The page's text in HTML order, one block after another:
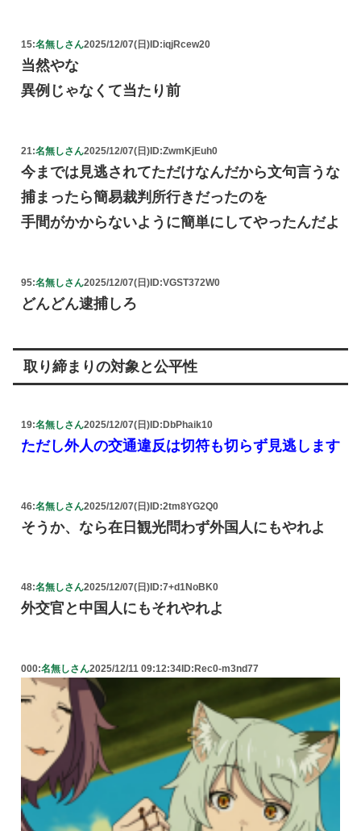
15:名無しさん2025/12/07(日) ID:iqjRcew20
当然やな
異例じゃなくて当たり前
21:名無しさん2025/12/07(日) ID:ZwmKjEuh0
今までは見逃されてただけなんだから文句言うな
捕まったら簡易裁判所行きだったのを
手間がかからないように簡単にしてやったんだよ
95:名無しさん2025/12/07(日)ID:VGST372W0
どんどん逮捕しろ
取り締まりの対象と公平性
19:名無しさん2025/12/07(日)ID:DbPhaik10
ただし外人の交通違反は切符も切らず見逃します
46:名無しさん2025/12/07(日)ID:2tm8YG2Q0
そうか、なら在日観光問わず外国人にもやれよ
48:名無しさん2025/12/07(日) ID:7+d1NoBK0
外交官と中国人にもそれやれよ
000:名無しさん2025/12/11 09:12:34 ID:Rec0-m3nd77